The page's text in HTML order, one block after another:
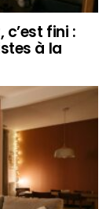
fini :
à la